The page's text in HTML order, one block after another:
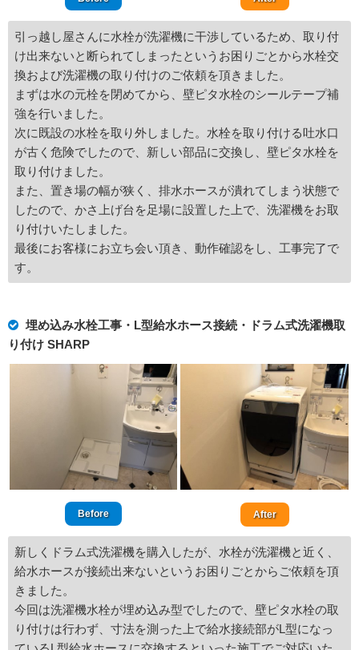
引っ越し屋さんに水栓が洗濯機に干渉しているため、取り付
け出来ないと断られてしまったというお困りごとから水栓交
換および洗濯機の取り付けのご依頼を頂きました。
まずは水の元栓を閉めてから、壁ピタ水栓のシールテープ補
強を行いました。
次に既設の水栓を取り外しました。水栓を取り付ける吐水口
が古く危険でしたので、新しい部品に交換し、壁ピタ水栓を
取り付けました。
また、置き場の幅が狭く、排水ホースが潰れてしまう状態で
したので、かさ上げ台を足場に設置した上で、洗濯機をお取
り付けいたしました。
最後にお客様にお立ち会い頂き、動作確認をし、工事完了で
す。
埋め込み水栓工事・L型給水ホース接続・ドラム式洗濯機取
り付け SHARP
Before After
新しくドラム式洗濯機を購入したが、水栓が洗濯機と近く、
給水ホースが接続出来ないというお困りごとからご依頼を頂
きました。
今回は洗濯機水栓が埋め込み型でしたので、壁ピタ水栓の取
り付けは行わず、寸法を測った上で給水接続部がL型になっ